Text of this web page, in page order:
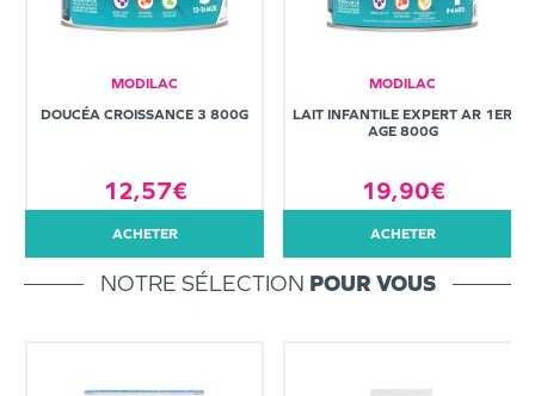
MODILAC
DOUCÉA CROISSANCE 3 800G
12,57€
ACHETER
MODILAC
LAIT INFANTILE EXPERT AR 1ER
AGE 800G
19,90€
ACHETER
NOTRE SÉLECTION POUR VOUS